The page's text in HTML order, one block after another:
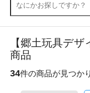
【郷土玩具デ
商品
34件の商品が見つか